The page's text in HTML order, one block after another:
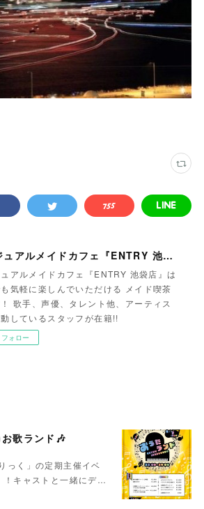
カジュアルメイドカフェ『ENTRY 池袋店』
アルメイドカフェ『ENTRY 池袋店』は
気軽に楽しんでいただける メイド喫茶
歌手、声優、タレント他、アーティス
動しているスタッフが在籍!!
フォロー
歌ランド🎶
っく」の定期主催イベ
！キャストと一緒にデ…